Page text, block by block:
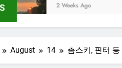
2 Weeks Ago
August 14 촘스키, 핀터 등